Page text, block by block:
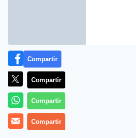
Charlize Theron
Compartir
Compartir
Compartir
Compartir